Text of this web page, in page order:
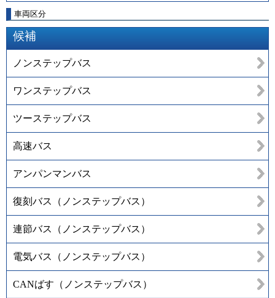
車両区分
候補
ノンステップバス
ワンステップバス
ツーステップバス
高速バス
アンパンマンバス
復刻バス（ノンステップバス）
連節バス（ノンステップバス）
電気バス（ノンステップバス）
CANばす（ノンステップバス）